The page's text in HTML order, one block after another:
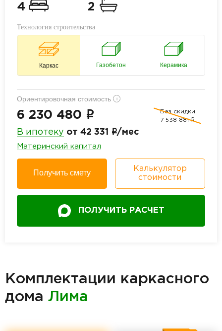
4 2
Технология строительства
Каркас Газобетон Керамика
Ориентировочная стоимость i
6 230 480 i
Без скидки
7 538 881 i
В ипотеку от 42 331 i/мес
Материнский капитал
Получить смету
Калькулятор
стоимости
ПОЛУЧИТЬ РАСЧЕТ
Комплектации каркасного
дома Лима